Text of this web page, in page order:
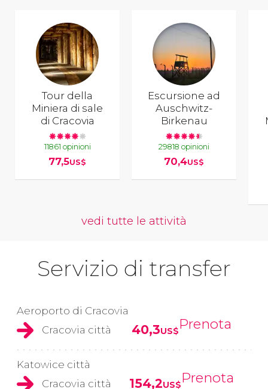
Tour della
Miniera di sale
di Cracovia
11861 opinioni
77,5US$
Escursione ad
Auschwitz-
Birkenau
29818 opinioni
70,4US$
vedi tutte le attività
Servizio di transfer
Aeroporto di Cracovia
Cracovia città
40,3US$Prenota
Katowice città
Cracovia città
154,2US$Prenota